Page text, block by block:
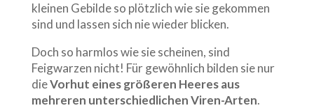
kleinen Gebilde so plötzlich wie sie gekommen
sind und lassen sich nie wieder blicken.
Doch so harmlos wie sie scheinen, sind
Feigwarzen nicht! Für gewöhnlich bilden sie nur
dieVorhut eines größeren Heeres aus
mehreren unterschiedlichen Viren-Arten.